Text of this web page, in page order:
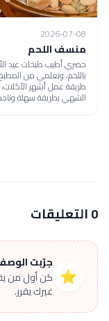
2026-07-08
منسف اللحم
حضري أطيب طبخات عيد
باللحم، وتعلمي من
طريقة عمل أشهر
الشهي بطريقة سهلة
0 التعليقات
⭐
جرّبت
كن أول من
غيرك يقرر.